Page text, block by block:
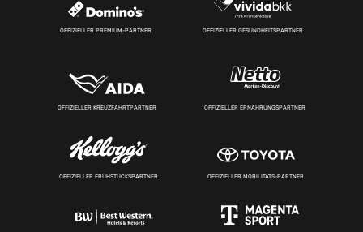
OFFIZIELLER PREMIUM-PARTNER OFFIZIELLER GESUNDHEITSPARTNER
OFFIZIELLER KREUZFAHRTPARTNER OFFIZIELLER ERNÄHRUNGSPARTNER
OFFIZIELLER FRÜHSTÜCKSPARTNER OFFIZIELLER MOBILITÄTS-PARTNER